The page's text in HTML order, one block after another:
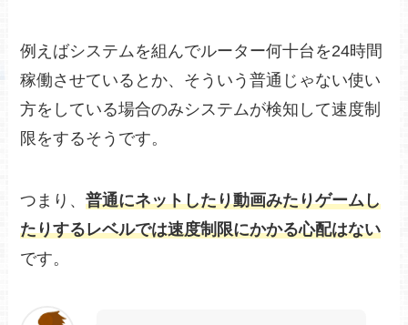
例えばシステムを組んでルーター何十台を24時間
稼働させているとか、そういう普通じゃない使い
方をしている場合のみシステムが検知して速度制
限をするそうです。
つまり、普通にネットしたり動画みたりゲームし
たりするレベルでは速度制限にかかる心配はない
です。